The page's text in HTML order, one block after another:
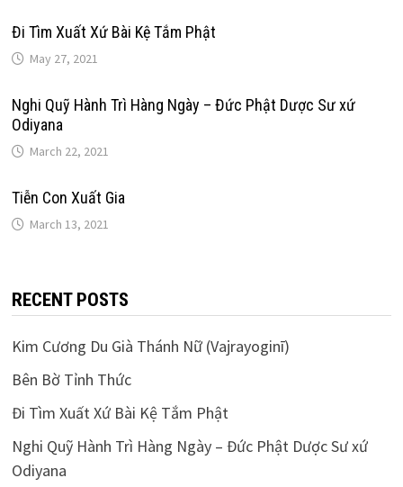
Đi Tìm Xuất Xứ Bài Kệ Tắm Phật
May 27, 2021
Nghi Quỹ Hành Trì Hàng Ngày – Đức Phật Dược Sư xứ
Odiyana
March 22, 2021
Tiễn Con Xuất Gia
March 13, 2021
RECENT POSTS
Kim Cương Du Già Thánh Nữ (Vajrayoginī)
Bên Bờ Tỉnh Thức
Đi Tìm Xuất Xứ Bài Kệ Tắm Phật
Nghi Quỹ Hành Trì Hàng Ngày – Đức Phật Dược Sư xứ
Odiyana